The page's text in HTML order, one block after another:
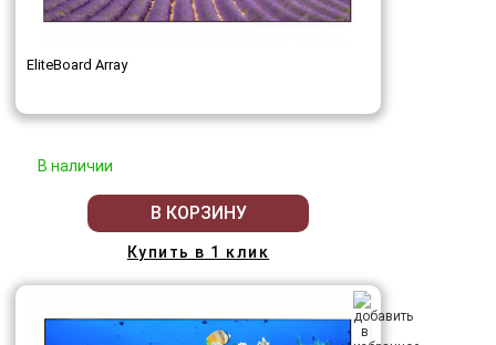
EliteBoard Array
В наличии
В КОРЗИНУ
Купить в 1 клик